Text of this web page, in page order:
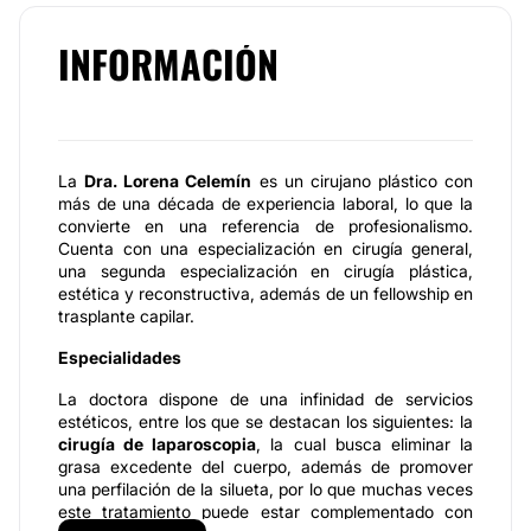
INFORMACIÓN
LaDra. Lorena Celemín es un cirujano plástico con
más de una década de experiencia laboral, lo que la
convierte en una referencia de profesionalismo.
Cuenta con una especialización en cirugía general,
una segunda especialización en cirugía plástica,
estética y reconstructiva, además de un fellowship en
trasplante capilar.
Especialidades
La doctora dispone de una infinidad de servicios
estéticos, entre los que se destacan los siguientes: la
cirugía de laparoscopia, la cual busca eliminar la
grasa excedente del cuerpo, además de promover
una perfilación de la silueta, por lo que muchas veces
este tratamiento puede estar complementado con